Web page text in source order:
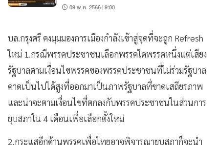
09 พ.ค. 2566 | 9:00
บล.กรุงศรี คงมุมมองการเมืองกำลังเข้าสู่จุดที่จะถูก Refresh
ใหม่ 1.กรณีพรรคประชาชนเลือกพรรคใดพรรคหนึ่งแต่เสียง
รัฐบาลตามเงื่อนไขพรรคของพรรคประชาชนที่ไม่ร่วมรัฐบาล
คาดเป็นไปได้สูงที่ออกมาเป็นภาพรัฐบาลที่ขาดเสถียรภาพ
และน่าจะตามเงื่อนไขที่ตกลงกับพรรคประชาชนในส่วนการ
ยุบสภาใน 4 เดือนเพื่อเลือกตั้งใหม่
2.กระแสอีกด้านพรรคเพื่อไทยอาจพิจารณายุบสภาก็จะนำ